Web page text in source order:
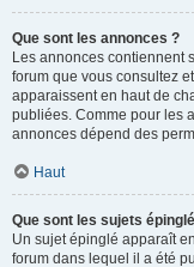
Que sont les annonces ?
Les annonces contiennent
forum que vous consultez
apparaissent en haut de
publiées. Comme pour les
annonces dépend des
Haut
Que sont les sujets
Un sujet épinglé apparaît
forum dans lequel il a été